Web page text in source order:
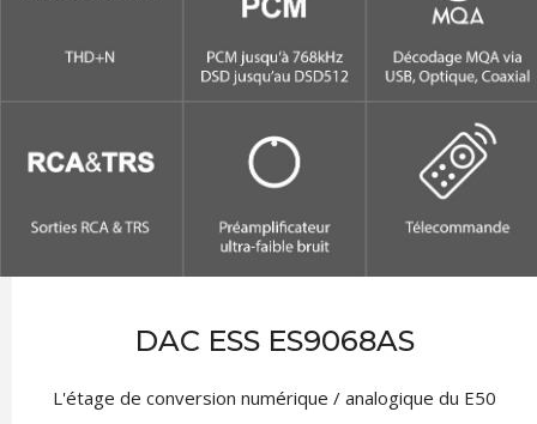
DAC ESS ES9068AS
L'étage de conversion numérique / analogique du E50